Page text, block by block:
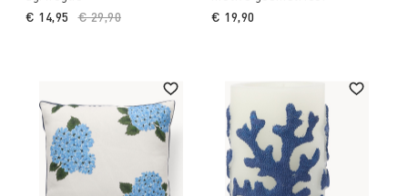
Price reduced from
€ 29,90
€ 14,95
€ 19,90